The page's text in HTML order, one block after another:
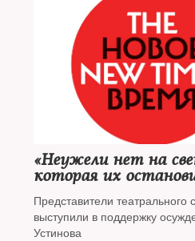
«Неужели нет на
которая их
Представители театрального
выступили в поддержку
Устинова